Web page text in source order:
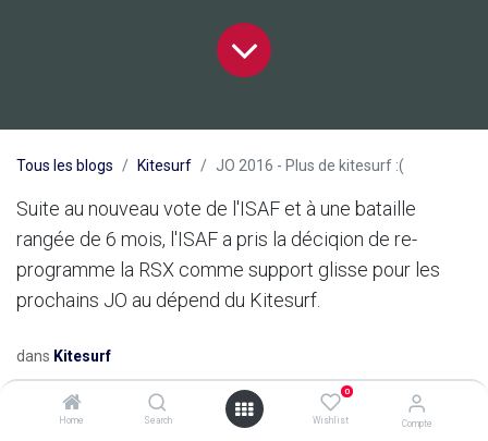
Home Search
0
Wishlist Compte
Tous les blogs Kitesurf JO 2016 - Plus de kitesurf :(
Suite au nouveau vote de l'ISAF et à une bataille
rangée de 6 mois, l'ISAF a pris la déciqion de re-
programme la RSX comme support glisse pour les
prochains JO au dépend du Kitesurf.
dans Kitesurf